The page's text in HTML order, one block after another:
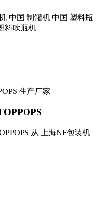
中国 制罐机 中国 塑料瓶
料吹瓶机
从 上海NF包装机